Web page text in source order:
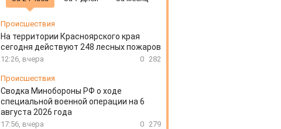
Происшествия
На территории Красноярского края
сегодня действуют 248 лесных пожаров
12:26, вчера 0 282
Происшествия
Сводка Минобороны РФ о ходе
специальной военной операции на 6
августа 2026 года
17:56, вчера 0 279